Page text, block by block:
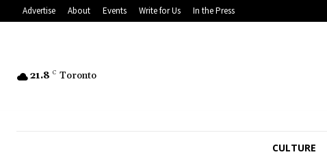
Advertise About Events Write for Us In the Press
21.8 C Toronto
CULTURE